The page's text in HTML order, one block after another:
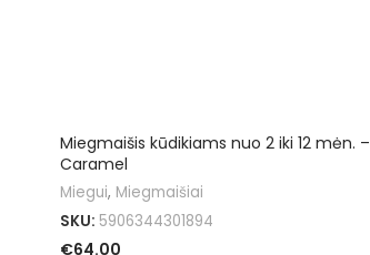
Miegmaišis kūdikiams nuo 2 iki 12 mėn. –
Caramel
Miegui, Miegmaišiai
SKU: 5906344301894
€64.00